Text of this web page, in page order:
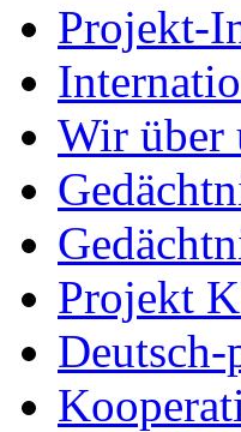
Projekt-
Wir über
Projekt